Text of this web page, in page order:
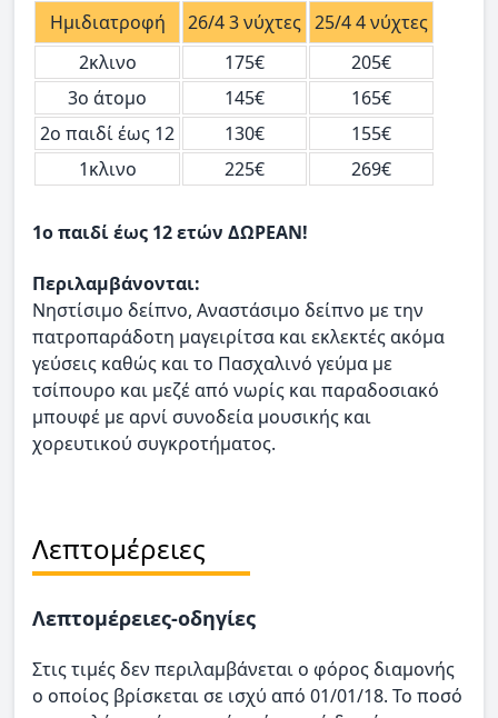
Ημιδιατροφή 26/4 3 νύχτες 25/4 4 νύχτες
2κλινο
175€
205€
3ο άτομο
145€
165€
2ο παιδί έως 12
130€
155€
1κλινο
225€ 269€
1ο παιδί έως 12 ετών ΔΩΡΕΑΝ!
Περιλαμβάνονται:
Νηστίσιμο δείπνο, Αναστάσιμο δείπνο με την
πατροπαράδοτη μαγειρίτσα και εκλεκτές ακόμα
γεύσεις καθώς και το Πασχαλινό γεύμα με
τσίπουρο και μεζέ από νωρίς και παραδοσιακό
μπουφέ με αρνί συνοδεία μουσικής και
χορευτικού συγκροτήματος.
Λεπτομέρειες
Λεπτομέρειες-οδηγίες
Στις τιμές δεν περιλαμβάνεται ο φόρος διαμονής
ο οποίος βρίσκεται σε ισχύ από 01/01/18. Το ποσό